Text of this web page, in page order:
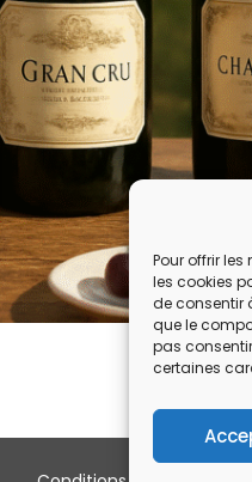
Pour offrir
les cookies
de consentir
que le
pas
certaines